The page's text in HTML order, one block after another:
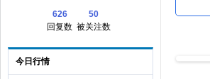
626
回复数
50
被关注数
今日行情